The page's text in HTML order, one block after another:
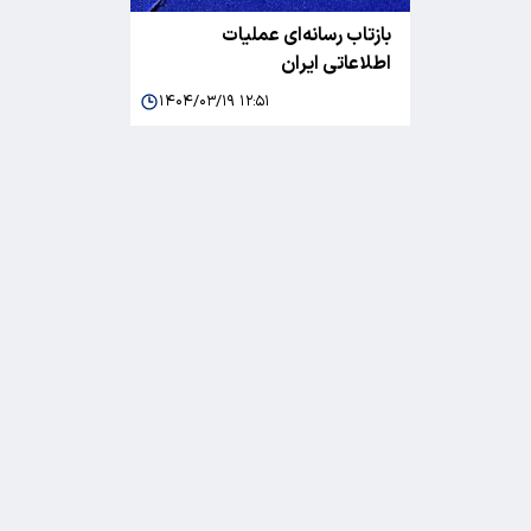
بازتاب رسانه‌ای عملیات
اطلاعاتی ایران
۱۴۰۴/۰۳/۱۹ ۱۲:۵۱